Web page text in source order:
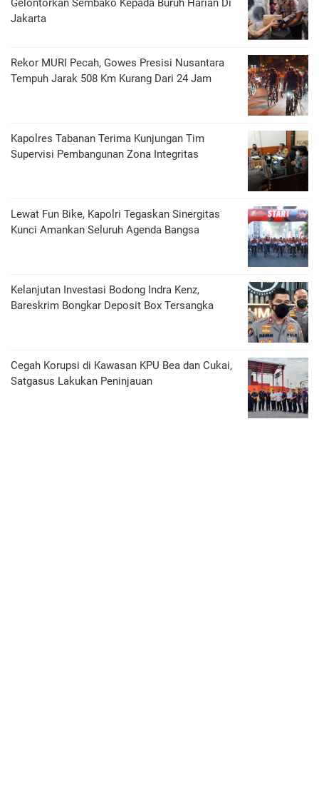
Gelontorkan Sembako Kepada Buruh Harian Di
Jakarta
Rekor MURI Pecah, Gowes Presisi Nusantara
Tempuh Jarak 508 Km Kurang Dari 24 Jam
Kapolres Tabanan Terima Kunjungan Tim
Supervisi Pembangunan Zona Integritas
Lewat Fun Bike, Kapolri Tegaskan Sinergitas
Kunci Amankan Seluruh Agenda Bangsa
Kelanjutan Investasi Bodong Indra Kenz,
Bareskrim Bongkar Deposit Box Tersangka
Cegah Korupsi di Kawasan KPU Bea dan Cukai,
Satgasus Lakukan Peninjauan